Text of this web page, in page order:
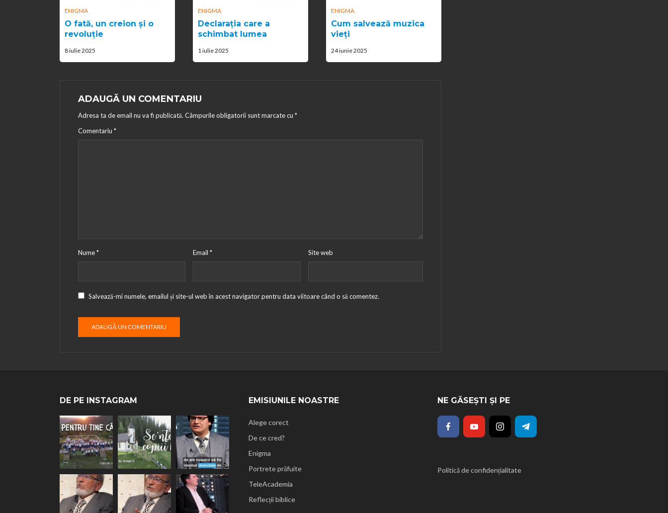
ENIGMA
O fată, un creion și o
revoluție
8 iulie 2025
ENIGMA
Declarația care a
schimbat lumea
1 iulie 2025
ENIGMA
Cum salvează muzica
vieți
24 iunie 2025
ADAUGĂ UN COMENTARIU
Adresa ta de email nu va fi publicată. Câmpurile obligatorii sunt marcate cu *
Comentariu *
Nume* Email* Site web
Salvează-mi numele, emailul și site-ul web în acest navigator pentru data viitoare când o să comentez.
DE PE INSTAGRAM EMISIUNILE NOASTRE
Alege corect
De ce cred?
Enigma
Portrete prăfuite
TeleAcademia
Reflecții biblice
NE GĂSEȘTI ȘI PE
Politică de confidențialitate